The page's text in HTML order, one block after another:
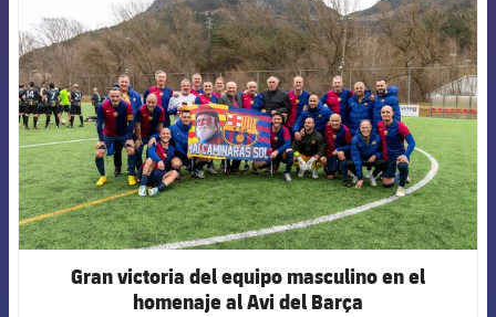
Gran victoria del equipo masculino en el
homenaje al Avi del Barça